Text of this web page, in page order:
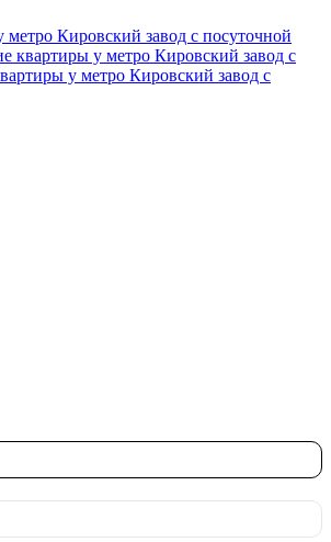
Кировский завод c посуточной
квартиры у метро Кировский завод c
у метро Кировский завод c